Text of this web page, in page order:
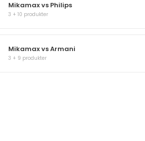
Mikamax vs Philips
3 + 10 produkter
Mikamax vs Armani
3 + 9 produkter